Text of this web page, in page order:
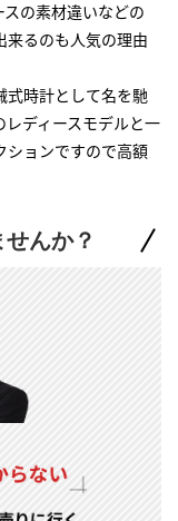
の素材違いなどの
来るのも人気の理由
式時計として名を馳
ディースモデルと一
ションですので高額
んか？